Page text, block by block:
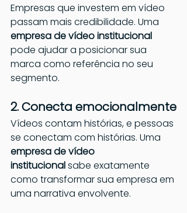
Empresas que investem em vídeo
passam mais credibilidade. Uma
empresa de vídeo institucional
pode ajudar a posicionar sua
marca como referência no seu
segmento.
2. Conecta emocionalmente
Vídeos contam histórias, e pessoas
se conectam com histórias. Uma
empresa de vídeo
institucional sabe exatamente
como transformar sua empresa em
uma narrativa envolvente.